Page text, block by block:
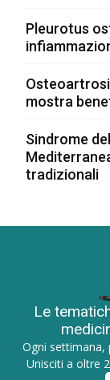
Pleurotus
mostra
Sindrome
tradizionali
Le
Ogni settimana,
Unisciti a oltre